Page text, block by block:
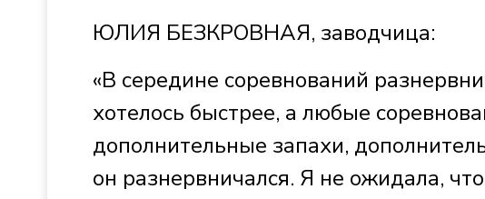
ЮЛИЯ БЕЗКРОВНАЯ, заводчица:
«В середине соревнований
хотелось быстрее, а любые
дополнительные запахи,
он разнервничался. Я не ожидала,